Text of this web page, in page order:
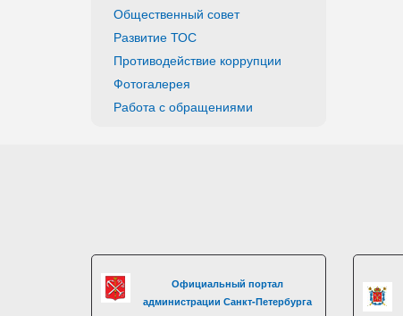
Общественный совет
Развитие ТОС
Противодействие коррупции
Фотогалерея
Работа с обращениями
Официальный портал
администрации Санкт-Петербурга